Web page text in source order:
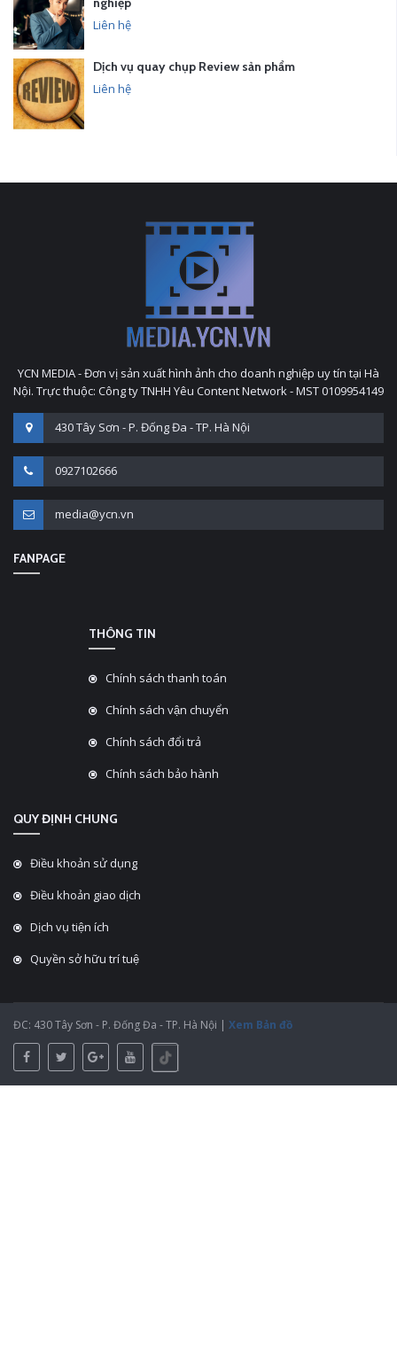
Liên hệ
Dịch vụ quay chụp Review sản phẩm
Liên hệ
YCN MEDIA - Đơn vị sản xuất hình ảnh cho doanh nghiệp uy tín tại Hà
Nội. Trực thuộc: Công ty TNHH Yêu Content Network - MST 0109954149
430 Tây Sơn - P. Đống Đa - TP. Hà Nội
0927102666
media@ycn.vn
FANPAGE
THÔNG TIN
Chính sách thanh toán
Chính sách vận chuyển
Chính sách đổi trả
Chính sách bảo hành
QUY ĐỊNH CHUNG
Điều khoản sử dụng
Điều khoản giao dịch
Dịch vụ tiện ích
Quyền sở hữu trí tuệ
ĐC: 430 Tây Sơn - P. Đống Đa - TP. Hà Nội | Xem Bản đồ